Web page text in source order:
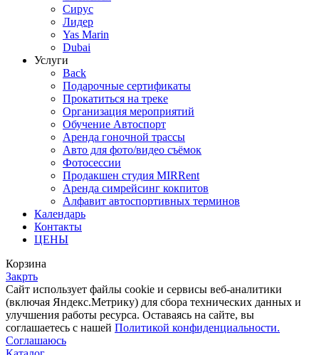
Сирус
Лидер
Yas Marin
Dubai
Услуги
Back
Подарочные сертификаты
Прокатиться на треке
Организация мероприятий
Обучение Автоспорт
Аренда гоночной трассы
Авто для фото/видео съёмок
Фотосессии
Продакшен студия MIRRent
Аренда симрейсинг кокпитов
Алфавит автоспортивных терминов
Календарь
Контакты
ЦЕНЫ
Корзина
Закрть
Cайт использует файлы cookie и сервисы веб-аналитики
(включая Яндекс.Метрику) для сбора технических данных и
улучшения работы ресурса. Оставаясь на сайте, вы
соглашаетесь с нашей Политикой конфиденциальности.
Соглашаюсь